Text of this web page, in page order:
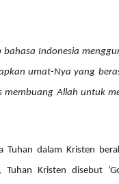
bahasa Indonesia
umat-Nya yang
membuang Allah untuk
Tuhan dalam Kristen
Kristen disebut